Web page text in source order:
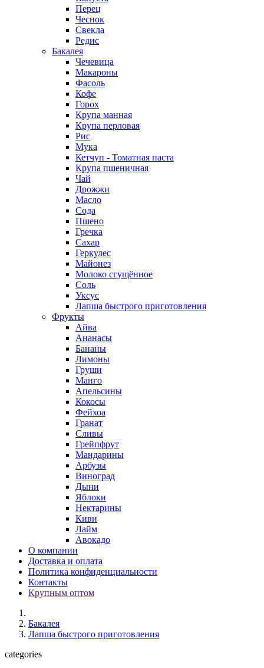
Перец
Чеснок
Свекла
Редис
Бакалея
Чечевица
Макароны
Фасоль
Кофе
Горох
Крупа манная
Крупа перловая
Рис
Мука
Кетчуп - Томатная паста
Крупа пшеничная
Чай
Дрожжи
Масло
Сода
Пшено
Гречка
Сахар
Геркулес
Майонез
Молоко сгущённое
Соль
Уксус
Лапша быстрого приготовления
Фрукты
Айва
Ананасы
Бананы
Лимоны
Груши
Манго
Апельсины
Кокосы
Фейхоа
Гранат
Сливы
Грейпфрут
Мандарины
Арбузы
Виноград
Дыни
Яблоки
Нектарины
Киви
Лайм
Авокадо
О компании
Доставка и оплата
Политика конфиденциальности
Контакты
Крупным оптом
Бакалея
Лапша быстрого приготовления
categories